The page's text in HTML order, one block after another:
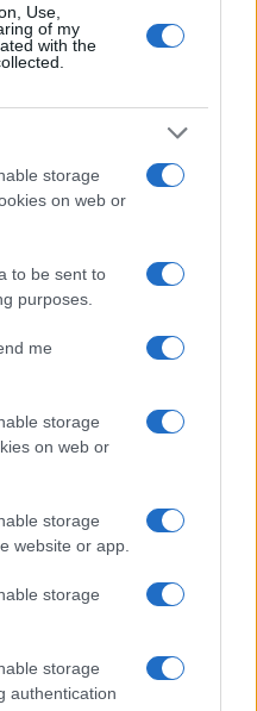
Use,
of my
with the
storage
on web or
to be sent to
purposes.
me
storage
on web or
storage
website or app.
storage
storage
authentication
Times amerikai
aztjelentette, hogy
más
volna,
eredetét.
amelyek
kínai
szállítottak-e
eladást hagytak
NYT szerint az
tisztviselők